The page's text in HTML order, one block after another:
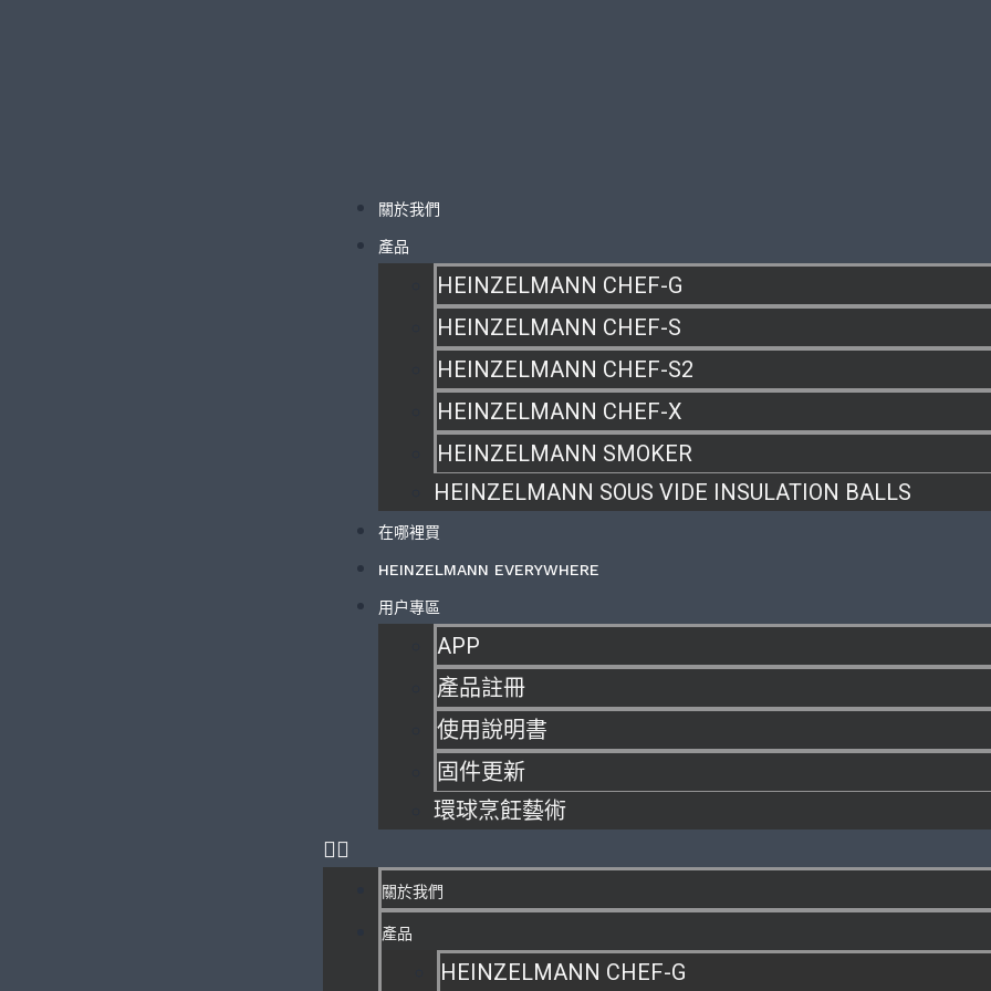
關於我們
產品
HEINZELMANN CHEF-G
HEINZELMANN CHEF-S
HEINZELMANN CHEF-S2
HEINZELMANN CHEF-X
HEINZELMANN SMOKER
HEINZELMANN SOUS VIDE INSULATION BALLS
在哪裡買
HEINZELMANN EVERYWHERE
用户專區
APP
產品註冊
使用說明書
固件更新
環球烹飪藝術
關於我們
產品
HEINZELMANN CHEF-G